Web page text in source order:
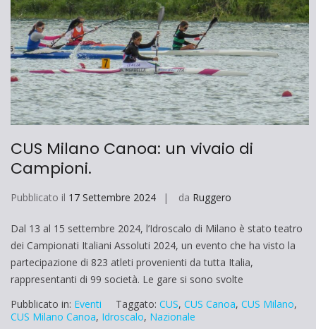
CUS Milano Canoa: un vivaio di
Campioni.
Pubblicato il 17 Settembre 2024 da Ruggero
Dal 13 al 15 settembre 2024, l’Idroscalo di Milano è stato teatro
dei Campionati Italiani Assoluti 2024, un evento che ha visto la
partecipazione di 823 atleti provenienti da tutta Italia,
rappresentanti di 99 società. Le gare si sono svolte
Pubblicato in: Eventi Taggato: CUS, CUS Canoa, CUS Milano,
CUS Milano Canoa, Idroscalo, Nazionale